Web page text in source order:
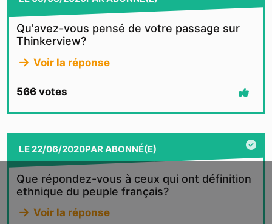
Qu'avez-vous pensé de votre passage sur
Thinkerview?
Voir la réponse
566 votes
LE 22/06/2020PAR ABONNÉ(E)
Que répondez-vous à ceux qui ont définition
ethnique du peuple français?
Voir la réponse